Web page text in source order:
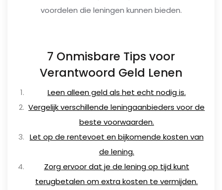
voordelen die leningen kunnen bieden.
7 Onmisbare Tips voor
Verantwoord Geld Lenen
Leen alleen geld als het echt nodig is.
Vergelijk verschillende leningaanbieders voor de
beste voorwaarden.
Let op de rentevoet en bijkomende kosten van
de lening.
Zorg ervoor dat je de lening op tijd kunt
terugbetalen om extra kosten te vermijden.